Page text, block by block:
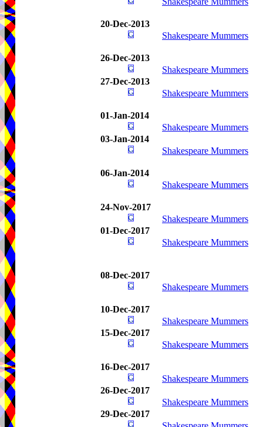
20-Dec-2013
Shakespeare Mummers
26-Dec-2013
Shakespeare Mummers
27-Dec-2013
Shakespeare Mummers
01-Jan-2014
Shakespeare Mummers
03-Jan-2014
Shakespeare Mummers
06-Jan-2014
Shakespeare Mummers
24-Nov-2017
Shakespeare Mummers
01-Dec-2017
Shakespeare Mummers
08-Dec-2017
Shakespeare Mummers
10-Dec-2017
Shakespeare Mummers
15-Dec-2017
Shakespeare Mummers
16-Dec-2017
Shakespeare Mummers
26-Dec-2017
Shakespeare Mummers
29-Dec-2017